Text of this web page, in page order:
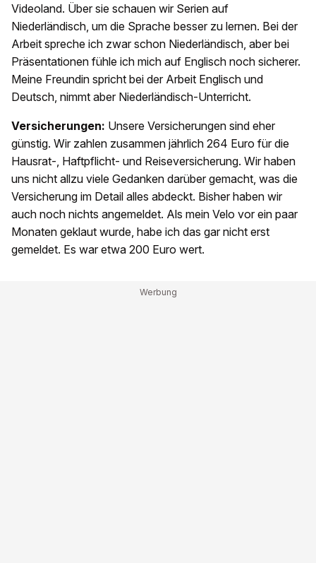
Videoland. Über sie schauen wir Serien auf
Niederländisch, um die Sprache besser zu lernen. Bei der
Arbeit spreche ich zwar schon Niederländisch, aber bei
Präsentationen fühle ich mich auf Englisch noch sicherer.
Meine Freundin spricht bei der Arbeit Englisch und
Deutsch, nimmt aber Niederländisch-Unterricht.
Versicherungen: Unsere Versicherungen sind eher
günstig. Wir zahlen zusammen jährlich 264 Euro für die
Hausrat-, Haftpflicht- und Reiseversicherung. Wir haben
uns nicht allzu viele Gedanken darüber gemacht, was die
Versicherung im Detail alles abdeckt. Bisher haben wir
auch noch nichts angemeldet. Als mein Velo vor ein paar
Monaten geklaut wurde, habe ich das gar nicht erst
gemeldet. Es war etwa 200 Euro wert.